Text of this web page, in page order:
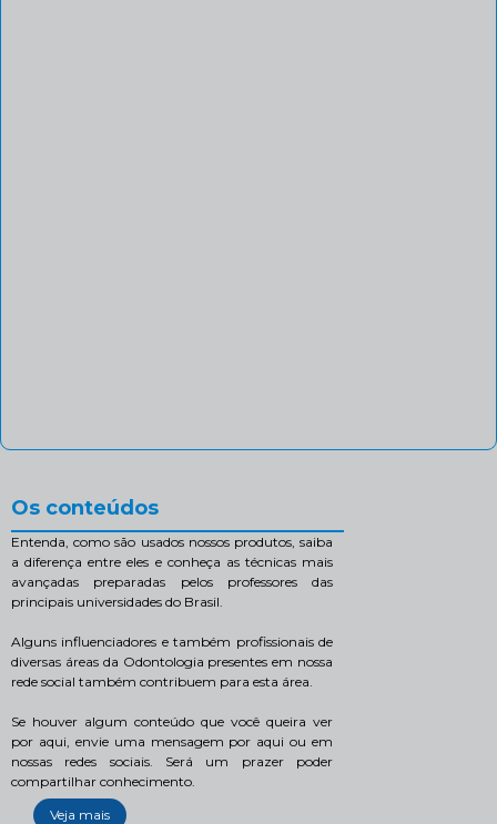
Os conteúdos
Entenda, como são usados nossos produtos, saiba
a diferença entre eles e conheça as técnicas mais
avançadas preparadas pelos professores das
principais universidades do Brasil.
Alguns influenciadores e também profissionais de
diversas áreas da Odontologia presentes em nossa
rede social também contribuem para esta área.
Se houver algum conteúdo que você queira ver
por aqui, envie uma mensagem por aqui ou em
nossas redes sociais. Será um prazer poder
compartilhar conhecimento.
Veja mais